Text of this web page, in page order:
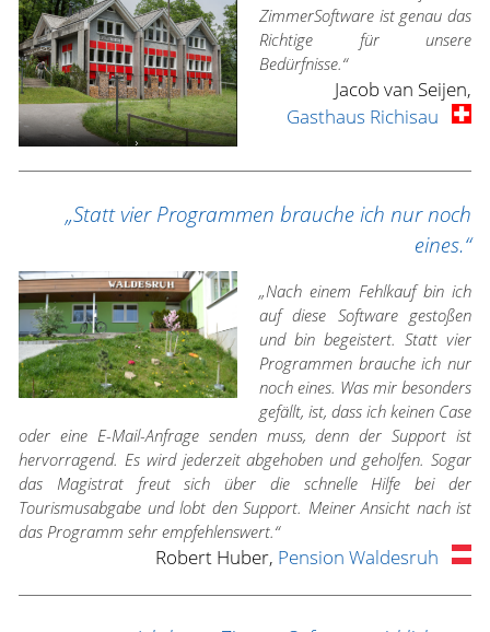
ZimmerSoftware ist genau das
Richtige für unsere
Bedürfnisse.“
Jacob van Seijen,
Gasthaus Richisau
„Statt vier Programmen brauche ich nur noch
eines.“
„Nach einem Fehlkauf bin ich
auf diese Software gestoßen
und bin begeistert. Statt vier
Programmen brauche ich nur
noch eines. Was mir besonders
gefällt, ist, dass ich keinen Case
oder eine E-Mail-Anfrage senden muss, denn der Support ist
hervorragend. Es wird jederzeit abgehoben und geholfen. Sogar
das Magistrat freut sich über die schnelle Hilfe bei der
Tourismusabgabe und lobt den Support. Meiner Ansicht nach ist
das Programm sehr empfehlenswert.“
Robert Huber, Pension Waldesruh